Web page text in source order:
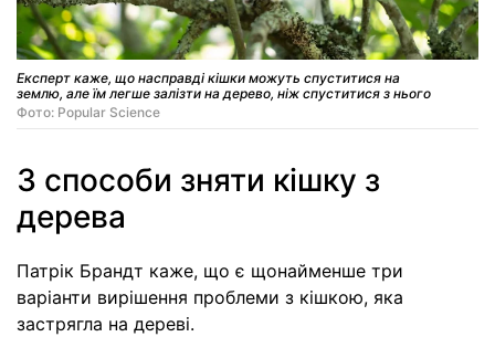
Експерт каже, що насправді кішки можуть спуститися на
землю, але їм легше залізти на дерево, ніж спуститися з нього
Фото: Popular Science
3 способи зняти кішку з
дерева
Патрік Брандт каже, що є щонайменше три
варіанти вирішення проблеми з кішкою, яка
застрягла на дереві.